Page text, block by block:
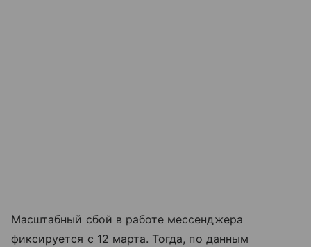
Масштабный сбой в работе мессенджера
фиксируется с 12 марта. Тогда, по данным